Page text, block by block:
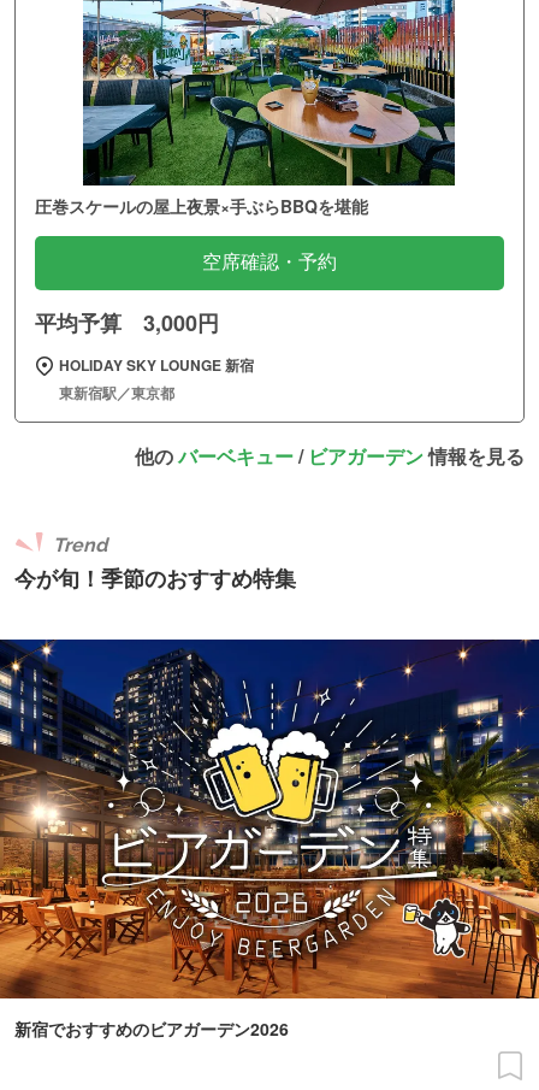
圧巻スケールの屋上夜景×手ぶらBBQを堪能
空席確認・予約
平均予算 3,000円
HOLIDAY SKY LOUNGE 新宿
東新宿駅／東京都
他のバーベキュー/ ビアガーデン情報を見る
今が旬！季節のおすすめ特集
Trend
新宿でおすすめのビアガーデン2026